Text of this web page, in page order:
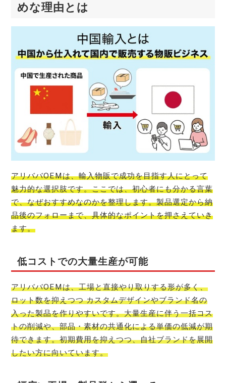
めな理由とは
アリババOEMは、輸入物販で成功を目指す人にとって
魅力的な選択肢です。ここでは、初心者にも分かる言葉
で、なぜおすすめなのかを整理します。製品選定から納
品後のフォローまで、具体的なポイントを押さえていき
ます。
低コストでの大量生産が可能
アリババOEMは、工場と直接やり取りする形が多く、
ロット数を抑えつつ カスタムデザインやブランド名の
入った製品を作りやすいです。大量生産に伴う一括コス
トの削減や、部品・素材の共通化による単価の低減が期
待できます。初期費用を抑えつつ、自社ブランドを展開
したい方に向いています。